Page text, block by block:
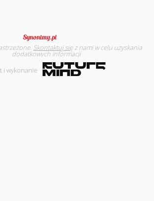
Skontaktuj sięz nami w celu uzyskania
dodatkowych informacji
i wykonanie